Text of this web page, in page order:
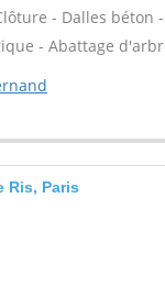
- Dalles béton
- Abattage
Ris, Paris